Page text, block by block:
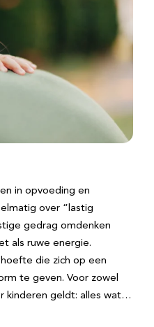
in opvoeding en
over “lastig
gedrag omdenken
als ruwe energie.
die zich op een
te geven. Voor zowel
kinderen geldt: alles wat…